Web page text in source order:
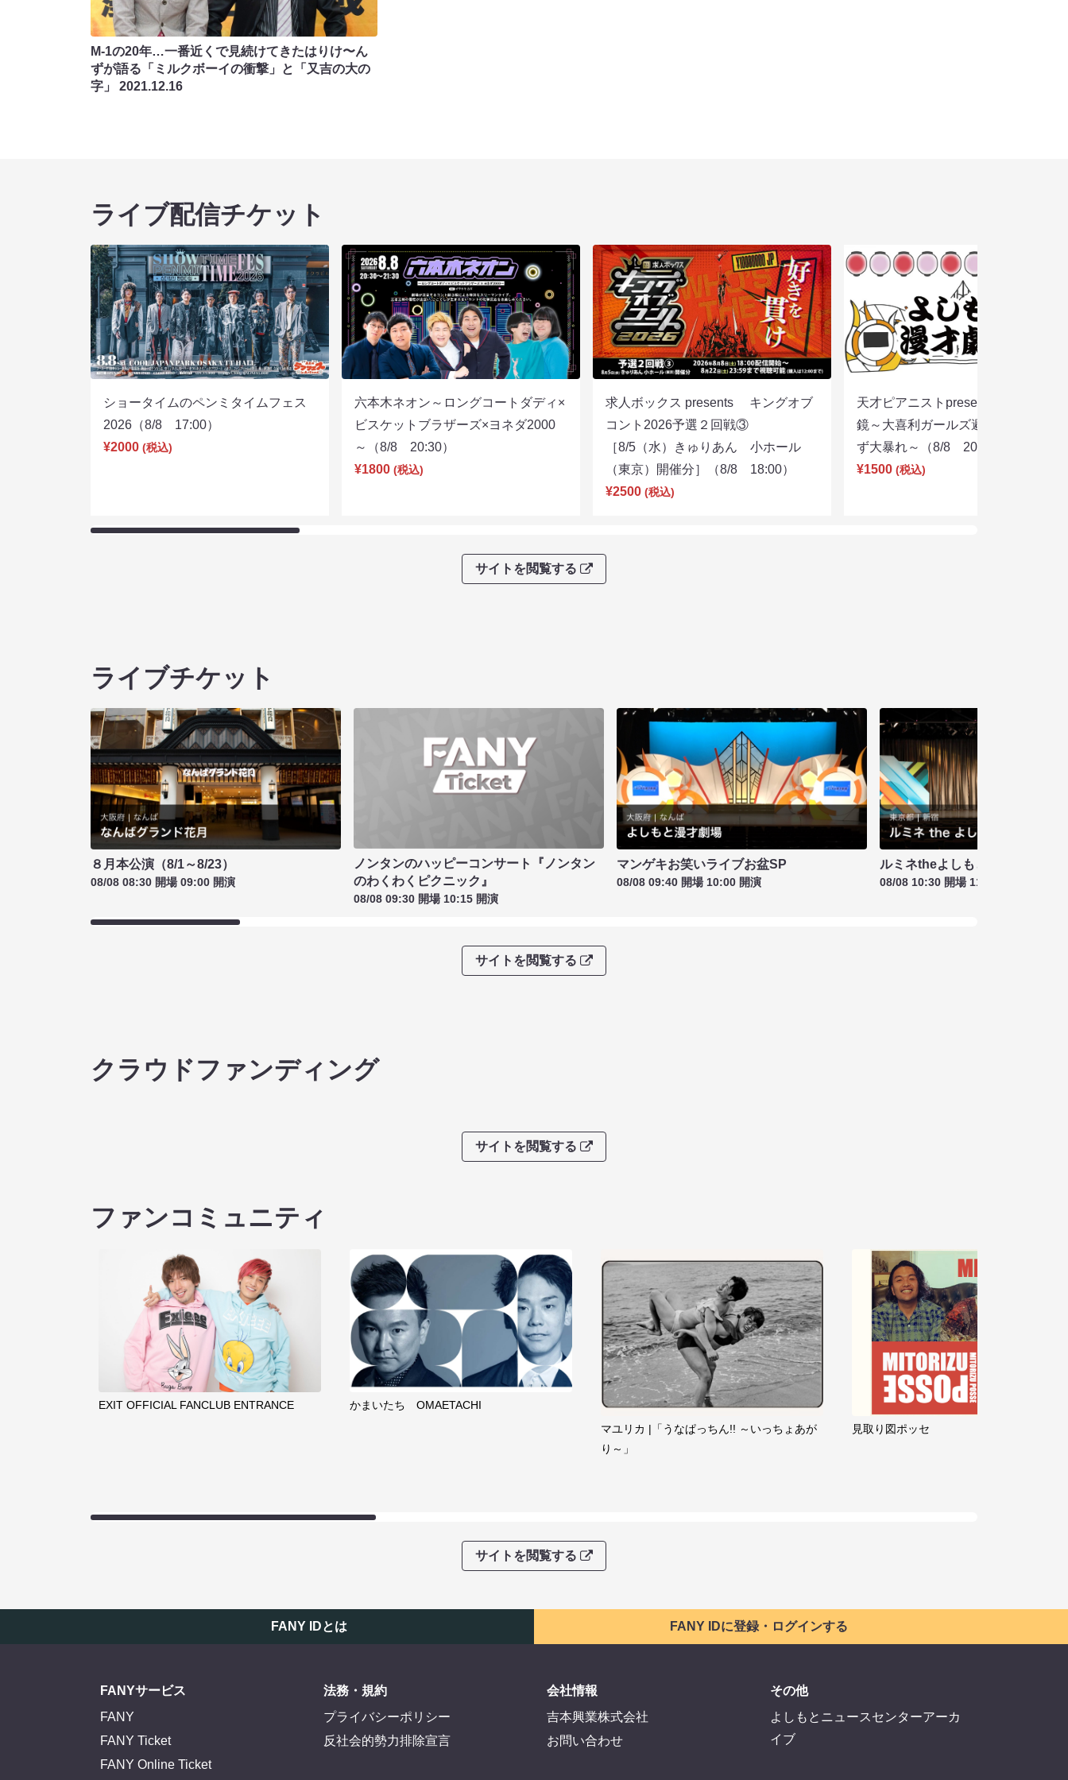
M-1の20年…一番近くで見続けてきたはりけ〜ん
ずが語る「ミルクボーイの衝撃」と「又吉の大の
字」 2021.12.16
ライブ配信チケット
ショータイムのペンミタイムフェス
2026（8/8 17:00）
¥2000 (税込)
六本木ネオン～ロングコートダディ×
ビスケットブラザーズ×ヨネダ2000
～（8/8 20:30）
¥1800 (税込)
求人ボックス presents キングオブ
コント2026予選２回戦③
［8/5（水）きゅりあん 小ホール
（東京）開催分］（8/8 18:00）
¥2500 (税込)
天才ピアニストpresentsすっぴん眼
鏡～大喜利ガールズ避暑地を目指さ
ず大暴れ～（8/8 20:45）
¥1500 (税込)
サイトを閲覧する
ライブチケット
８月本公演（8/1～8/23）
08/08 08:30 開場 09:00 開演
ノンタンのハッピーコンサート『ノンタン
のわくわくピクニック』
08/08 09:30 開場 10:15 開演
マンゲキお笑いライブお盆SP
08/08 09:40 開場 10:00 開演
ルミネtheよしもと お盆特別興行
08/08 10:30 開場 11:00 開演
サイトを閲覧する
クラウドファンディング
サイトを閲覧する
ファンコミュニティ
EXIT OFFICIAL FANCLUB ENTRANCE
かまいたち OMAETACHI
マユリカ |「うなぱっちん!! ～いっちょあが
り～」
見取り図ポッセ
サイトを閲覧する
FANY IDとは FANY IDに登録・ログインする
FANYサービス
FANY
FANY Ticket
FANY Online Ticket
法務・規約
プライバシーポリシー
反社会的勢力排除宣言
会社情報
吉本興業株式会社
お問い合わせ
その他
よしもとニュースセンターアーカ
イブ